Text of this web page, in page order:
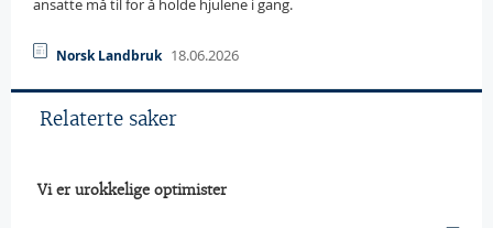
ansatte må til for å holde hjulene i gang.
Norsk Landbruk 18.06.2026
Relaterte saker
 Vi er urokkelige optimister